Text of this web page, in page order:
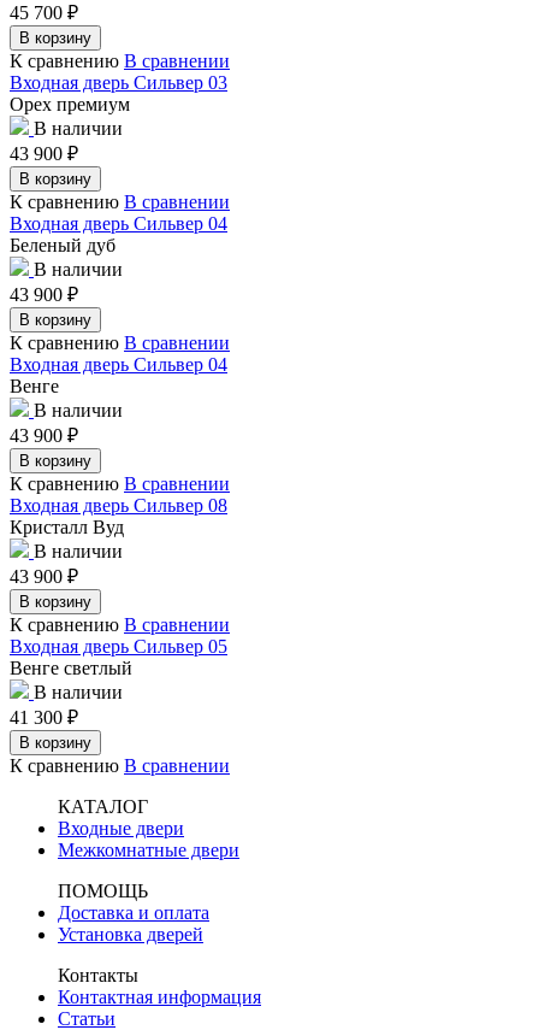
45 700 ₽
В корзину
К сравнению В сравнении
Входная дверь Сильвер 03
Орех премиум
В наличии
43 900 ₽
В корзину
К сравнению В сравнении
Входная дверь Сильвер 04
Беленый дуб
В наличии
43 900 ₽
В корзину
К сравнению В сравнении
Входная дверь Сильвер 04
Венге
В наличии
43 900 ₽
В корзину
К сравнению В сравнении
Входная дверь Сильвер 08
Кристалл Вуд
В наличии
43 900 ₽
В корзину
К сравнению В сравнении
Входная дверь Сильвер 05
Венге светлый
В наличии
41 300 ₽
В корзину
К сравнению В сравнении
КАТАЛОГ
Входные двери
Межкомнатные двери
ПОМОЩЬ
Доставка и оплата
Установка дверей
Контакты
Контактная информация
Статьи